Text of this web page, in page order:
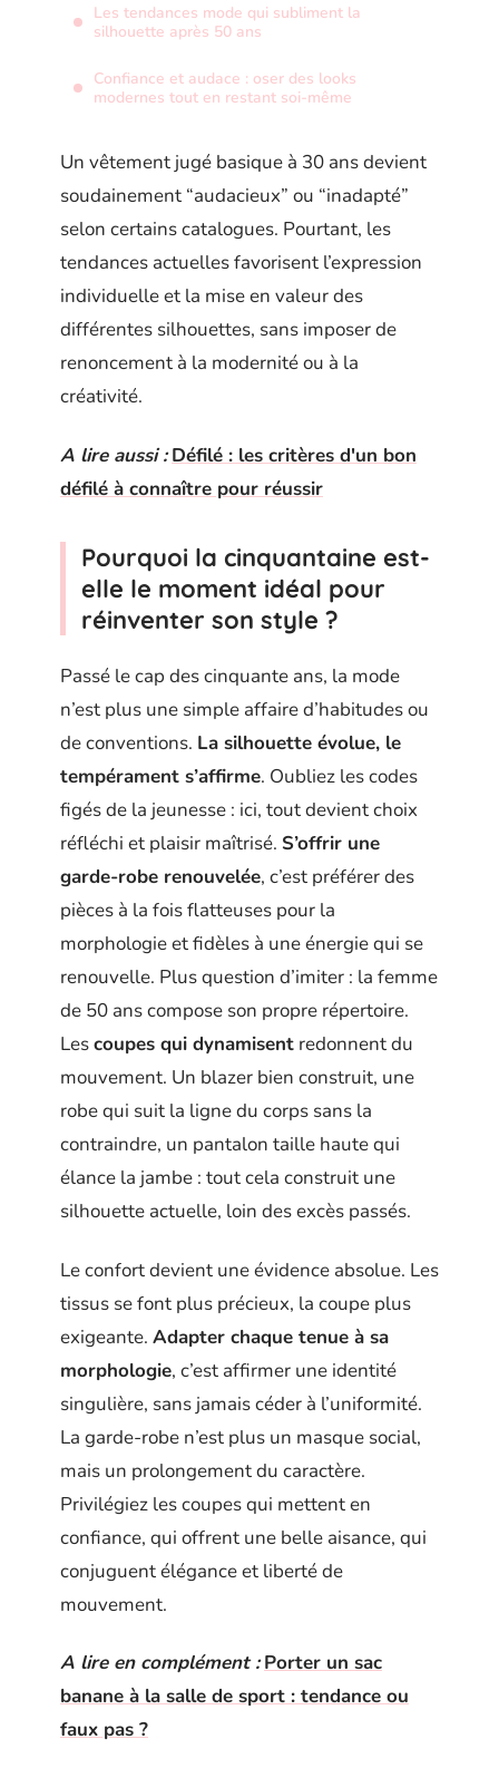
Les tendances mode qui subliment la
silhouette après 50 ans
Confiance et audace : oser des looks
modernes tout en restant soi-même
Un vêtement jugé basique à 30 ans devient
soudainement “audacieux” ou “inadapté”
selon certains catalogues. Pourtant, les
tendances actuelles favorisent l’expression
individuelle et la mise en valeur des
différentes silhouettes, sans imposer de
renoncement à la modernité ou à la
créativité.
A lire aussi : Défilé : les critères d'un bon
défilé à connaître pour réussir
Pourquoi la cinquantaine est-
elle le moment idéal pour
réinventer son style ?
Passé le cap des cinquante ans, la mode
n’est plus une simple affaire d’habitudes ou
de conventions. La silhouette évolue, le
tempérament s’affirme. Oubliez les codes
figés de la jeunesse : ici, tout devient choix
réfléchi et plaisir maîtrisé. S’offrir une
garde-robe renouvelée, c’est préférer des
pièces à la fois flatteuses pour la
morphologie et fidèles à une énergie qui se
renouvelle. Plus question d’imiter : la femme
de 50 ans compose son propre répertoire.
Lescoupes qui dynamisent redonnent du
mouvement. Un blazer bien construit, une
robe qui suit la ligne du corps sans la
contraindre, un pantalon taille haute qui
élance la jambe : tout cela construit une
silhouette actuelle, loin des excès passés.
Le confort devient une évidence absolue. Les
tissus se font plus précieux, la coupe plus
exigeante. Adapter chaque tenue à sa
morphologie, c’est affirmer une identité
singulière, sans jamais céder à l’uniformité.
La garde-robe n’est plus un masque social,
mais un prolongement du caractère.
Privilégiez les coupes qui mettent en
confiance, qui offrent une belle aisance, qui
conjuguent élégance et liberté de
mouvement.
A lire en complément : Porter un sac
banane à la salle de sport : tendance ou
faux pas ?